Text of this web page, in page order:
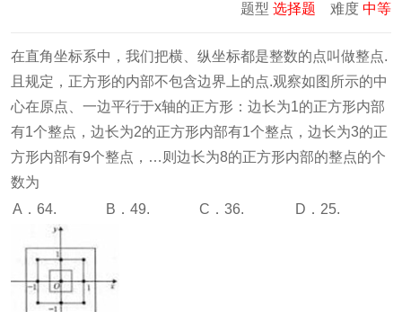
题型 选择题 难度 中等
在直角坐标系中，我们把横、纵坐标都是整数的点叫做整点.
且规定，正方形的内部不包含边界上的点.观察如图所示的中
心在原点、一边平行于x轴的正方形：边长为1的正方形内部
有1个整点，边长为2的正方形内部有1个整点，边长为3的正
方形内部有9个整点，…则边长为8的正方形内部的整点的个
数为
A．64.
B．49. C．36. D．25.